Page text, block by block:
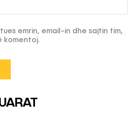
emrin, email-in dhe sajtin tim,
komentoj.